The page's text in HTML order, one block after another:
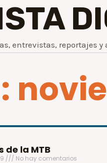
entrevistas, reportajes y
la MTB
No hay comentarios